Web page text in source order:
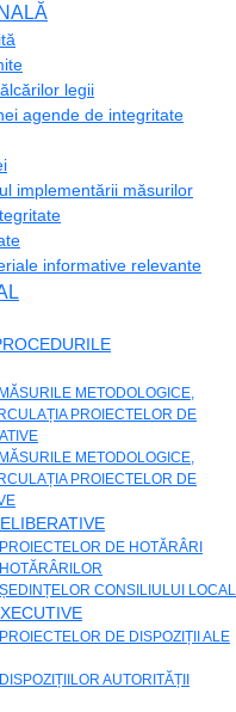
legii
agende de integritate
implementării măsurilor
informative relevante
METODOLOGICE,
PROIECTELOR DE
METODOLOGICE,
PROIECTELOR DE
DE HOTĂRÂRI
CONSILIULUI LOCAL
DE DISPOZIȚII ALE
AUTORITĂȚII